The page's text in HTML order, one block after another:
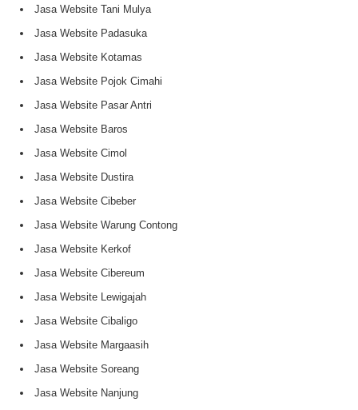
Jasa Website Tani Mulya
Jasa Website Padasuka
Jasa Website Kotamas
Jasa Website Pojok Cimahi
Jasa Website Pasar Antri
Jasa Website Baros
Jasa Website Cimol
Jasa Website Dustira
Jasa Website Cibeber
Jasa Website Warung Contong
Jasa Website Kerkof
Jasa Website Cibereum
Jasa Website Lewigajah
Jasa Website Cibaligo
Jasa Website Margaasih
Jasa Website Soreang
Jasa Website Nanjung